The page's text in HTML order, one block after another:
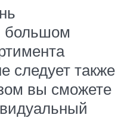
большом
следует также
вы сможете